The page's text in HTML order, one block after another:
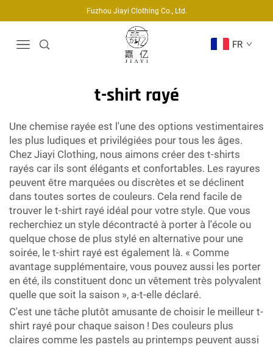
Fuzhou Jiayi Clothing Co., Ltd.
FR
t-shirt rayé
Une chemise rayée est l'une des options vestimentaires
les plus ludiques et privilégiées pour tous les âges.
Chez Jiayi Clothing, nous aimons créer des t-shirts
rayés car ils sont élégants et confortables. Les rayures
peuvent être marquées ou discrètes et se déclinent
dans toutes sortes de couleurs. Cela rend facile de
trouver le t-shirt rayé idéal pour votre style. Que vous
recherchiez un style décontracté à porter à l'école ou
quelque chose de plus stylé en alternative pour une
soirée, le t-shirt rayé est également là. « Comme
avantage supplémentaire, vous pouvez aussi les porter
en été, ils constituent donc un vêtement très polyvalent
quelle que soit la saison », a-t-elle déclaré.
C'est une tâche plutôt amusante de choisir le meilleur t-
shirt rayé pour chaque saison ! Des couleurs plus
claires comme les pastels au printemps peuvent aussi